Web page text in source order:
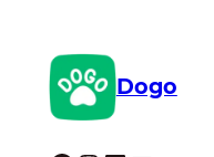
Dogo